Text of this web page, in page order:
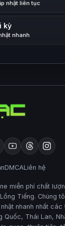
nhật liên tục
kỳ
nhanh
DMCALiên hệ
miễn phí chất
Tiếng. Chúng
nhanh nhất các
Quốc, Thái Lan,